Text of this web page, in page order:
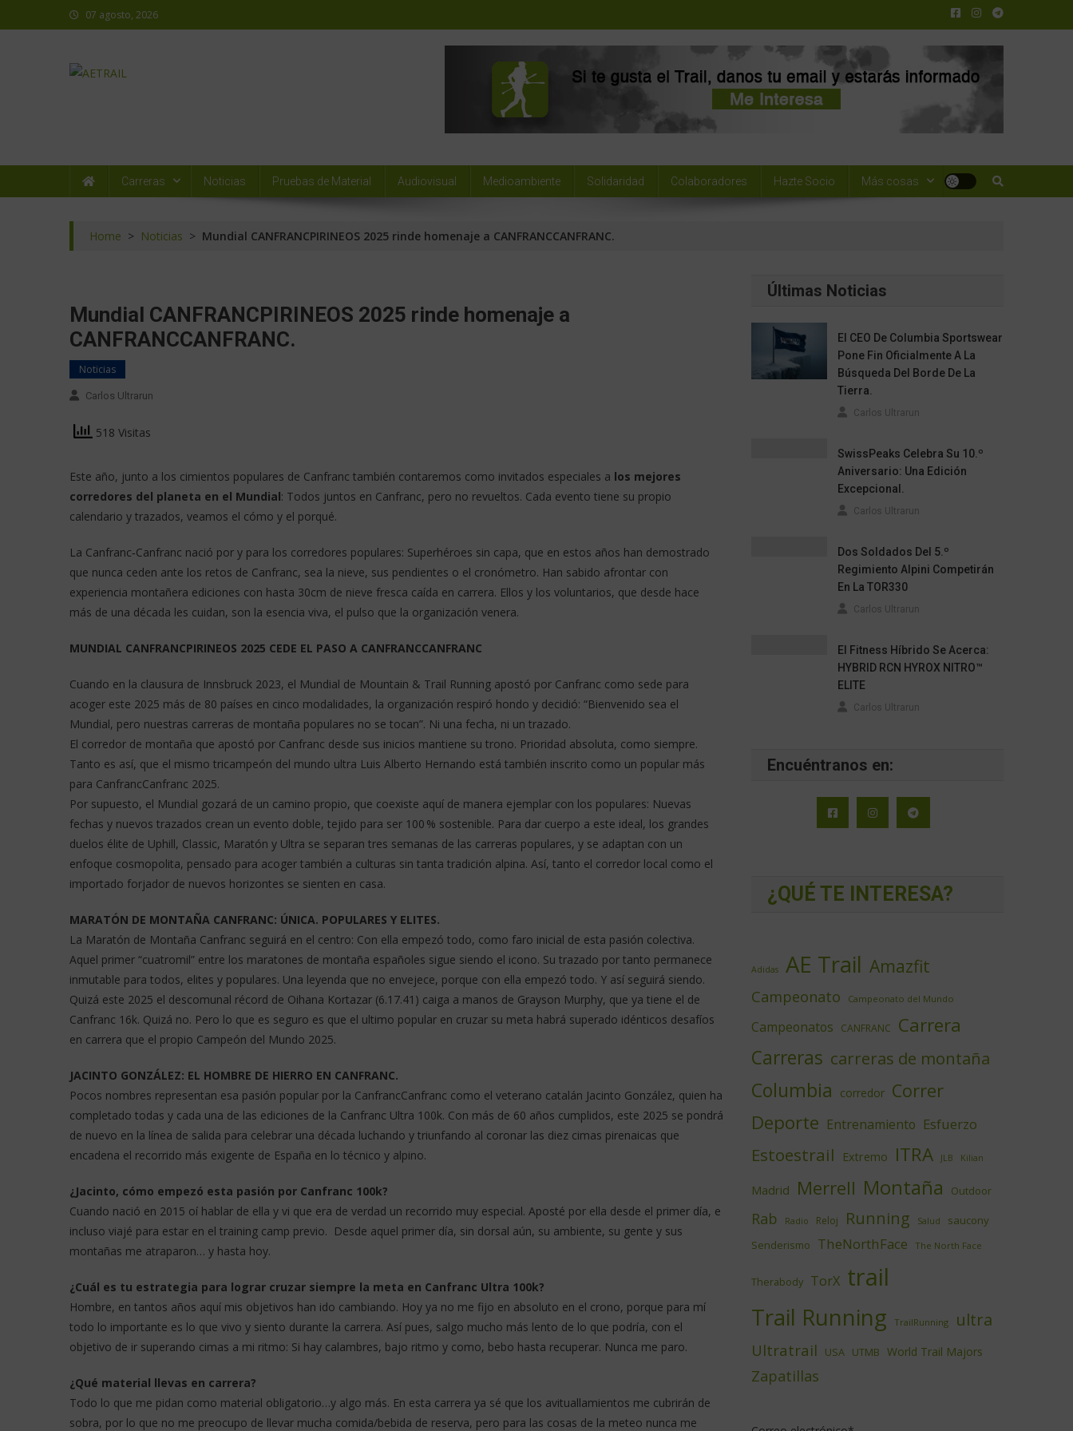
07 agosto, 2026
Carreras Noticias Pruebas de Material Audiovisual Medioambiente Solidaridad Colaboradores Hazte Socio Más cosas
Home > Noticias > Mundial CANFRANCPIRINEOS 2025 rinde homenaje a CANFRANCCANFRANC.
Mundial CANFRANCPIRINEOS 2025 rinde homenaje a
CANFRANCCANFRANC.
Noticias
Carlos Ultrarun
518 Visitas
Este año, junto a los cimientos populares de Canfranc también contaremos como invitados especiales a los mejores
corredores del planeta en el Mundial: Todos juntos en Canfranc, pero no revueltos. Cada evento tiene su propio
calendario y trazados, veamos el cómo y el porqué.
La Canfranc‑Canfranc nació por y para los corredores populares: Superhéroes sin capa, que en estos años han demostrado
que nunca ceden ante los retos de Canfranc, sea la nieve, sus pendientes o el cronómetro. Han sabido afrontar con
experiencia montañera ediciones con hasta 30cm de nieve fresca caída en carrera. Ellos y los voluntarios, que desde hace
más de una década les cuidan, son la esencia viva, el pulso que la organización venera.
MUNDIAL CANFRANCPIRINEOS 2025 CEDE EL PASO A CANFRANCCANFRANC
Cuando en la clausura de Innsbruck 2023, el Mundial de Mountain & Trail Running apostó por Canfranc como sede para
acoger este 2025 más de 80 países en cinco modalidades, la organización respiró hondo y decidió: “Bienvenido sea el
Mundial, pero nuestras carreras de montaña populares no se tocan”. Ni una fecha, ni un trazado.
El corredor de montaña que apostó por Canfranc desde sus inicios mantiene su trono. Prioridad absoluta, como siempre.
Tanto es así, que el mismo tricampeón del mundo ultra Luis Alberto Hernando está también inscrito como un popular más
para CanfrancCanfranc 2025.
Por supuesto, el Mundial gozará de un camino propio, que coexiste aquí de manera ejemplar con los populares: Nuevas
fechas y nuevos trazados crean un evento doble, tejido para ser 100 % sostenible. Para dar cuerpo a este ideal, los grandes
duelos élite de Uphill, Classic, Maratón y Ultra se separan tres semanas de las carreras populares, y se adaptan con un
enfoque cosmopolita, pensado para acoger también a culturas sin tanta tradición alpina. Así, tanto el corredor local como el
importado forjador de nuevos horizontes se sienten en casa.
MARATÓN DE MONTAÑA CANFRANC: ÚNICA. POPULARES Y ELITES.
La Maratón de Montaña Canfranc seguirá en el centro: Con ella empezó todo, como faro inicial de esta pasión colectiva.
Aquel primer “cuatromil” entre los maratones de montaña españoles sigue siendo el icono. Su trazado por tanto permanece
inmutable para todos, elites y populares. Una leyenda que no envejece, porque con ella empezó todo. Y así seguirá siendo.
Quizá este 2025 el descomunal récord de Oihana Kortazar (6.17.41) caiga a manos de Grayson Murphy, que ya tiene el de
Canfranc 16k. Quizá no. Pero lo que es seguro es que el ultimo popular en cruzar su meta habrá superado idénticos desafíos
en carrera que el propio Campeón del Mundo 2025.
JACINTO GONZÁLEZ: EL HOMBRE DE HIERRO EN CANFRANC.
Pocos nombres representan esa pasión popular por la CanfrancCanfranc como el veterano catalán Jacinto González, quien ha
completado todas y cada una de las ediciones de la Canfranc Ultra 100k. Con más de 60 años cumplidos, este 2025 se pondrá
de nuevo en la línea de salida para celebrar una década luchando y triunfando al coronar las diez cimas pirenaicas que
encadena el recorrido más exigente de España en lo técnico y alpino.
¿Jacinto, cómo empezó esta pasión por Canfranc 100k?
Cuando nació en 2015 oí hablar de ella y vi que era de verdad un recorrido muy especial. Aposté por ella desde el primer día, e
incluso viajé para estar en el training camp previo. Desde aquel primer día, sin dorsal aún, su ambiente, su gente y sus
montañas me atraparon… y hasta hoy.
¿Cuál es tu estrategia para lograr cruzar siempre la meta en Canfranc Ultra 100k?
Hombre, en tantos años aquí mis objetivos han ido cambiando. Hoy ya no me fijo en absoluto en el crono, porque para mí
todo lo importante es lo que vivo y siento durante la carrera. Así pues, salgo mucho más lento de lo que podría, con el
objetivo de ir superando cimas a mi ritmo: Si hay calambres, bajo ritmo y como, bebo hasta recuperar. Nunca me paro.
¿Qué material llevas en carrera?
Todo lo que me pidan como material obligatorio…y algo más. En esta carrera ya sé que los avituallamientos me cubrirán de
sobra, por lo que no me preocupo de llevar mucha comida/bebida de reserva, pero para las cosas de la meteo nunca me
Últimas Noticias
El CEO De Columbia Sportswear
Pone Fin Oficialmente A La
Búsqueda Del Borde De La
Tierra.
Carlos Ultrarun
SwissPeaks Celebra Su 10.º
Aniversario: Una Edición
Excepcional.
Carlos Ultrarun
Dos Soldados Del 5.º
Regimiento Alpini Competirán
En La TOR330
Carlos Ultrarun
El Fitness Híbrido Se Acerca:
HYBRID RCN HYROX NITRO™
ELITE
Carlos Ultrarun
Encuéntranos en:
¿QUÉ TE INTERESA?
Adidas AE Trail Amazfit
Campeonato Campeonato del Mundo
Campeonatos CANFRANC
Carrera
Carreras carreras de montaña
Columbia corredor Correr
Deporte Entrenamiento Esfuerzo
Estoestrail Extremo ITRA JLB Kilian
Madrid Merrell Montaña Outdoor
Rab Radio Reloj Running Salud
saucony
Senderismo
TheNorthFace The North Face
Therabody TorX trail
Trail Running TrailRunning ultra
Ultratrail USA UTMB World Trail Majors
Zapatillas